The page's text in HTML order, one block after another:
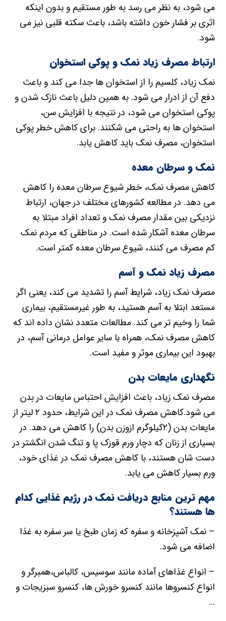
می شود، به نظر می رسد به طور مستقیم و بدون اینکه
اثری بر فشار خون داشته باشد، باعث سکته قلبی نیز می
شود.
ارتباط مصرف زیاد نمک و پوکی استخوان
نمک زیاد، کلسیم را از استخوان ها جدا می کند و باعث
دفع آن از ادرار می شود. به همین دلیل باعث نازک شدن و
پوکی استخوان می شود، در نتیجه با افزایش سن،
استخوان ها به راحتی می شکنند. برای کاهش خطر پوکی
استخوان، مصرف نمک باید کاهش یابد.
نمک و سرطان معده
کاهش مصرف نمک، خطر شیوع سرطان معده را کاهش
می دهد. در مطالعه کشورهای مختلف در جهان، ارتباط
نزدیکی بین مقدار مصرف نمک و تعداد افراد مبتلا به
سرطان معده آشکار شده است. در مناطقی که مردم نمک
کم مصرف می کنند، شیوع سرطان معده کمتر است.
مصرف زیاد نمک و آسم
مصرف نمک زیاد، شرایط آسم را تشدید می کند، یعنی اگر
مستعد ابتلا به آسم هستید، به طور غیرمستقیم، بیماری
شما را وخیم تر می کند. مطالعات متعدد نشان داده اند که
کاهش مصرف نمک، همراه با سایر عوامل درمانی آسم، در
بهبود این بیماری موثر و مفید است.
نگهداری مایعات بدن
مصرف نمک زیاد، باعث افزایش احتباس مایعات در بدن
می شود.کاهش مصرف نمک در این شرایط، حدود ۲ لیتر از
مایعات بدن (۲کیلوگرم ازوزن بدن) را کاهش می دهد. در
بسیاری از زنان که دچار ورم قوزک پا و تنگ شدن انگشتر در
دست شان هستند، با کاهش مصرف نمک در غذای خود،
ورم بسیار کاهش می یابد.
مهم ترین منابع دریافت نمک در رژیم غذایی کدام
ها هستند؟
– نمک آشپزخانه و سفره که زمان طبخ یا سر سفره به غذا
اضافه می شود.
– انواع غذاهای آماده مانند سوسیس، کالباس،همبرگر و
انواع کنسروها مانند کنسرو خورش ها، کنسرو سبزیجات و
…